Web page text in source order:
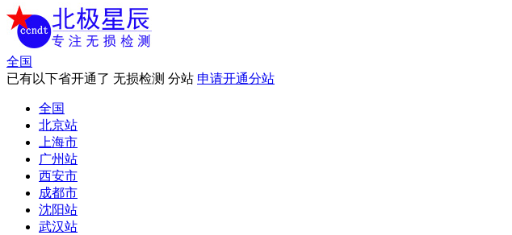
全国
已有以下省开通了 无损检测 分站 申请开通分站
全国
北京站
上海市
广州站
西安市
成都市
沈阳站
武汉站